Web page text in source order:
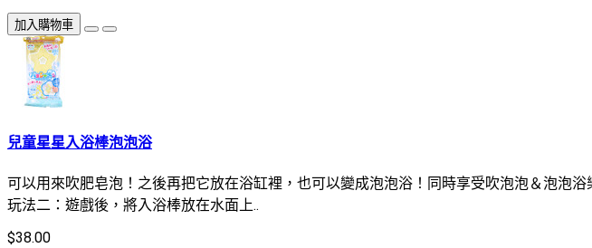
加入購物車
兒童星星入浴棒泡泡浴
可以用來吹肥皂泡！之後再把它放在浴缸裡，也可以變成泡泡浴！同時享受吹泡泡＆泡泡
玩法二：遊戲後，將入浴棒放在水面上..
$38.00